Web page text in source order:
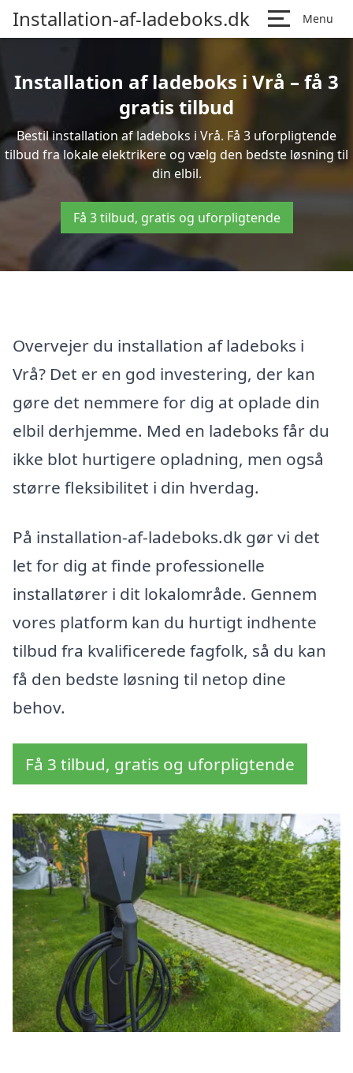
Installation-af-ladeboks.dk Menu
Installation af ladeboks i Vrå – få 3
gratis tilbud
Bestil installation af ladeboks i Vrå. Få 3 uforpligtende
tilbud fra lokale elektrikere og vælg den bedste løsning til
din elbil.
Få 3 tilbud, gratis og uforpligtende
Overvejer du installation af ladeboks i
Vrå? Det er en god investering, der kan
gøre det nemmere for dig at oplade din
elbil derhjemme. Med en ladeboks får du
ikke blot hurtigere opladning, men også
større fleksibilitet i din hverdag.
På installation-af-ladeboks.dk gør vi det
let for dig at finde professionelle
installatører i dit lokalområde. Gennem
vores platform kan du hurtigt indhente
tilbud fra kvalificerede fagfolk, så du kan
få den bedste løsning til netop dine
behov.
Få 3 tilbud, gratis og uforpligtende